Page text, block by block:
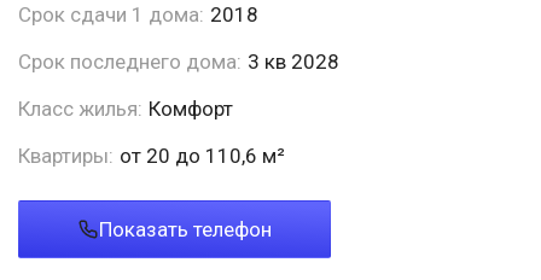
Срок сдачи 1 дома: 2018
Срок последнего дома: 3 кв 2028
Класс жилья: Комфорт
Квартиры: от 20 до 110,6 м²
Показать телефон